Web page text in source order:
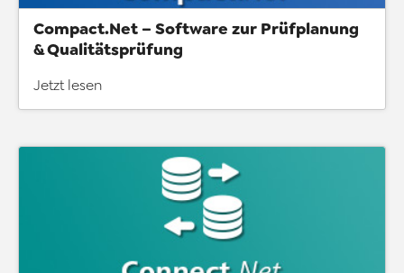
Compact.Net – Software zur Prüfplanung
& Qualitätsprüfung
Jetzt lesen